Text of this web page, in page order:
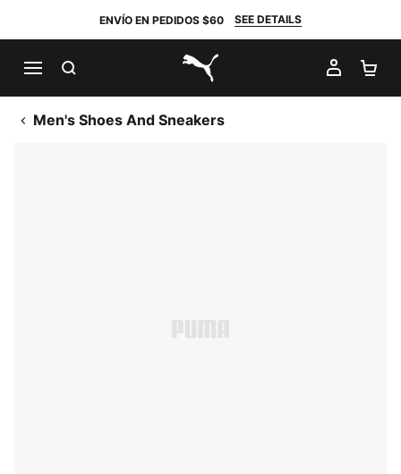
ENVÍO EN PEDIDOS $60 SEE DETAILS
PUMA.com
MI
Men's Shoes And Sneakers